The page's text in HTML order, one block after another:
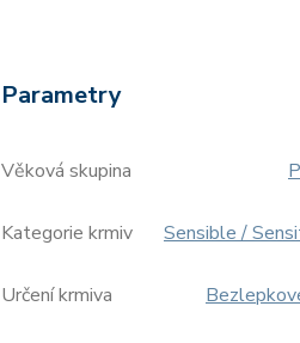
Parametry
Věková skupina
Kategorie krmiv Sensible /
Určení krmiva